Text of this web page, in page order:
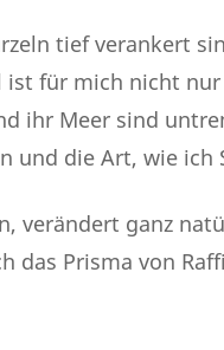
tief verankert
ist für mich nicht
ihr Meer sind
und die Art, wie ich
verändert ganz
das Prisma von